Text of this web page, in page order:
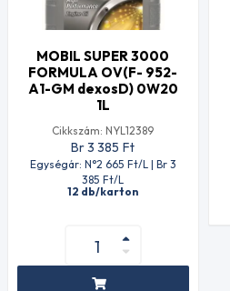
MOBIL SUPER 3000
FORMULA OV(F- 952-
A1-GM dexosD) 0W20
1L
Cikkszám: NYL12389
Br 3 385 Ft
Egységár: N°2 665 Ft/L | Br 3
385 Ft/L
12 db/karton